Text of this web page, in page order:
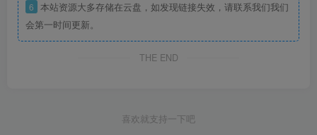
6 本站资源大多存储在云盘，如发现链接失效，请联系我们我们
会第一时间更新。
THE END
喜欢就支持一下吧